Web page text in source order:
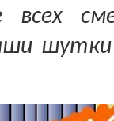
всех